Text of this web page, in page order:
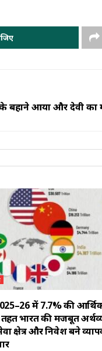
के बहाने आया और देवी का
में 7.7% की
भारत की मजबूत
क्षेत्र और निवेश बने